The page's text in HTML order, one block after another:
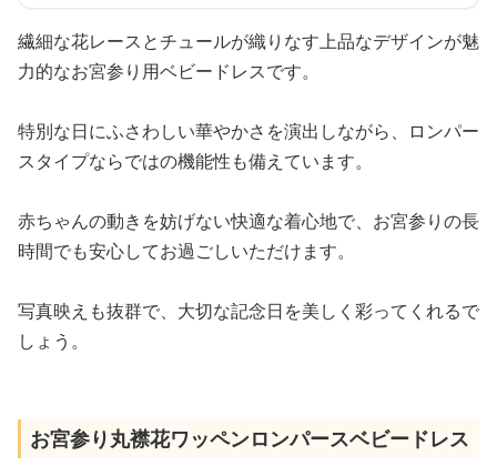
繊細な花レースとチュールが織りなす上品なデザインが魅
力的なお宮参り用ベビードレスです。
特別な日にふさわしい華やかさを演出しながら、ロンパー
スタイプならではの機能性も備えています。
赤ちゃんの動きを妨げない快適な着心地で、お宮参りの長
時間でも安心してお過ごしいただけます。
写真映えも抜群で、大切な記念日を美しく彩ってくれるで
しょう。
お宮参り丸襟花ワッペンロンパースベビードレス